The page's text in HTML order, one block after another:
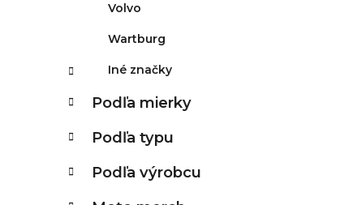
Volvo
Wartburg
Iné značky
Podľa mierky
Podľa typu
Podľa výrobcu